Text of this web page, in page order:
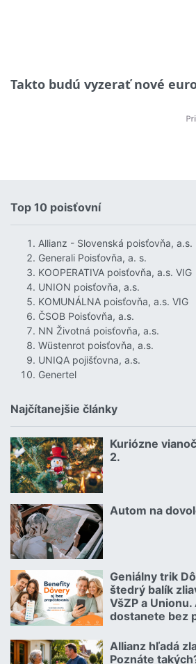
Takto budú vyzerať nové
Top 10 poisťovní
Allianz - Slovenská poisťovňa, a.s.
Generali Poisťovňa, a. s.
KOOPERATIVA poisťovňa, a.s. VIG
UNION poisťovňa, a.s.
KOMUNÁLNA poisťovňa, a.s. VIG
ČSOB Poisťovňa, a.s.
NN Životná poisťovňa, a.s.
Wüstenrot poisťovňa, a.s.
UNIQA pojišťovna, a.s.
Genertel
Najčítanejšie články
Kuriózne
2.
18.12.2024 | |
Autom na
02.07.2026 |
Geniálny trik
štedrý balík
VšZP a
dostanete bez
06.07.2026 | |
Allianz hľadá
Poznáte
08.07.2026 |